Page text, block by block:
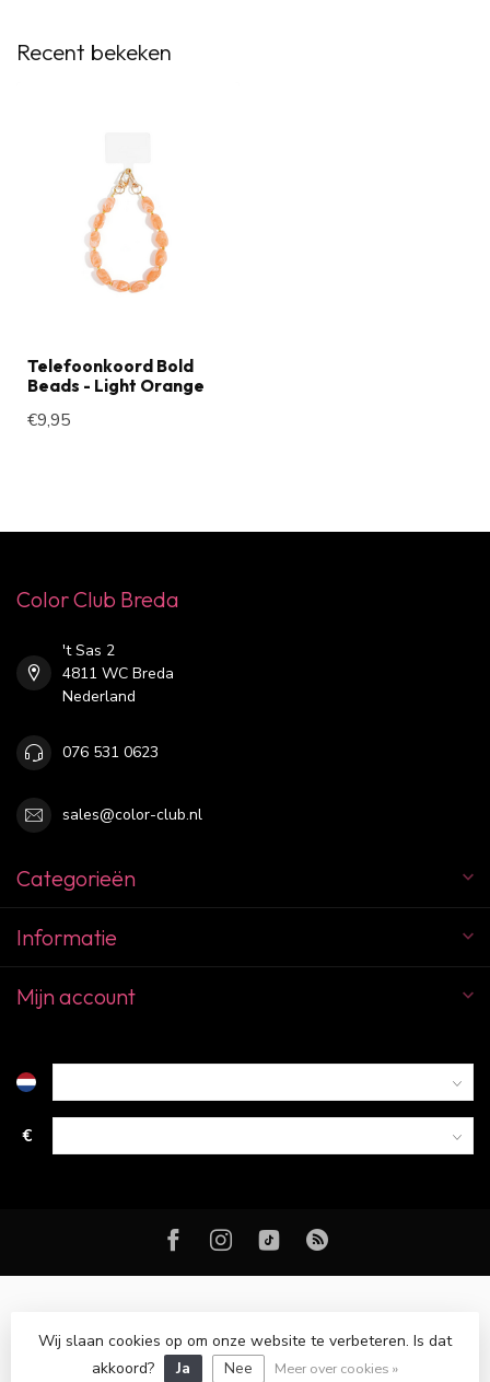
Recent bekeken
Telefoonkoord Bold
Beads - Light Orange
€9,95
Color Club Breda
't Sas 2
4811 WC Breda
Nederland
076 531 0623
sales@color-club.nl
Categorieën
Informatie
Mijn account
€
© Copyright 2026 Color Club Breda
Wij slaan cookies op om onze website te verbeteren. Is dat
akkoord?
Ja Nee Meer over cookies »